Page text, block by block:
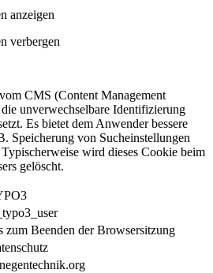
anzeigen
verbergen
CMS (Content Management
unverwechselbare Identifizierung
Es bietet dem Anwender bessere
Speicherung von Sucheinstellungen
wird dieses Cookie beim
gelöscht.
zum Beenden der Browsersitzung